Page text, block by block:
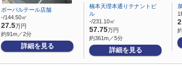
ボーパルテール店舗
-/144.50㎡
27.5万円
約91m／2分
詳細を見る
楠本天理本通りテナントビ
ル
-/231.10㎡
57.75万円
約361m／5分
詳細を見る